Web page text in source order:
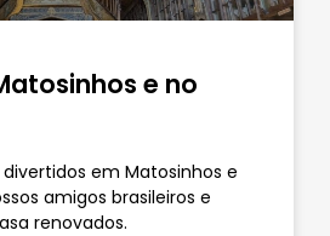
e no
divertidos em Matosinhos e
amigos brasileiros e
renovados.